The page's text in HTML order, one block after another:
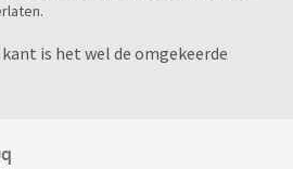
is het wel de omgekeerde